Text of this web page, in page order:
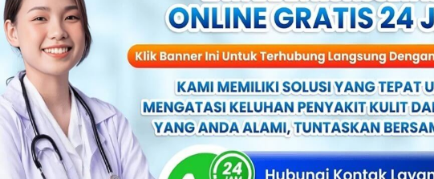
Vagina)
sering terjadi pada wanita yang memasuki masa menopause
jaringan di area tersebut menipis, menjadi kurang elastis, dan